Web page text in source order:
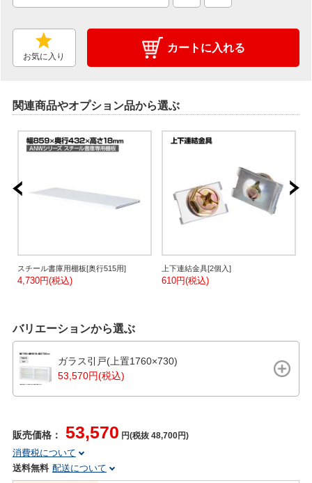
お気に入り
カートに入れる
関連商品やオプション品から選ぶ
スチール書庫用棚板[奥行515用]
4,730円(税込)
上下連結金具[2個入]
610円(税込)
バリエーションから選ぶ
ガラス引戸(上置1760×730)
53,570円(税込)
販売価格： 53,570 円(税抜 48,700円)
消費税について
送料無料 配送について